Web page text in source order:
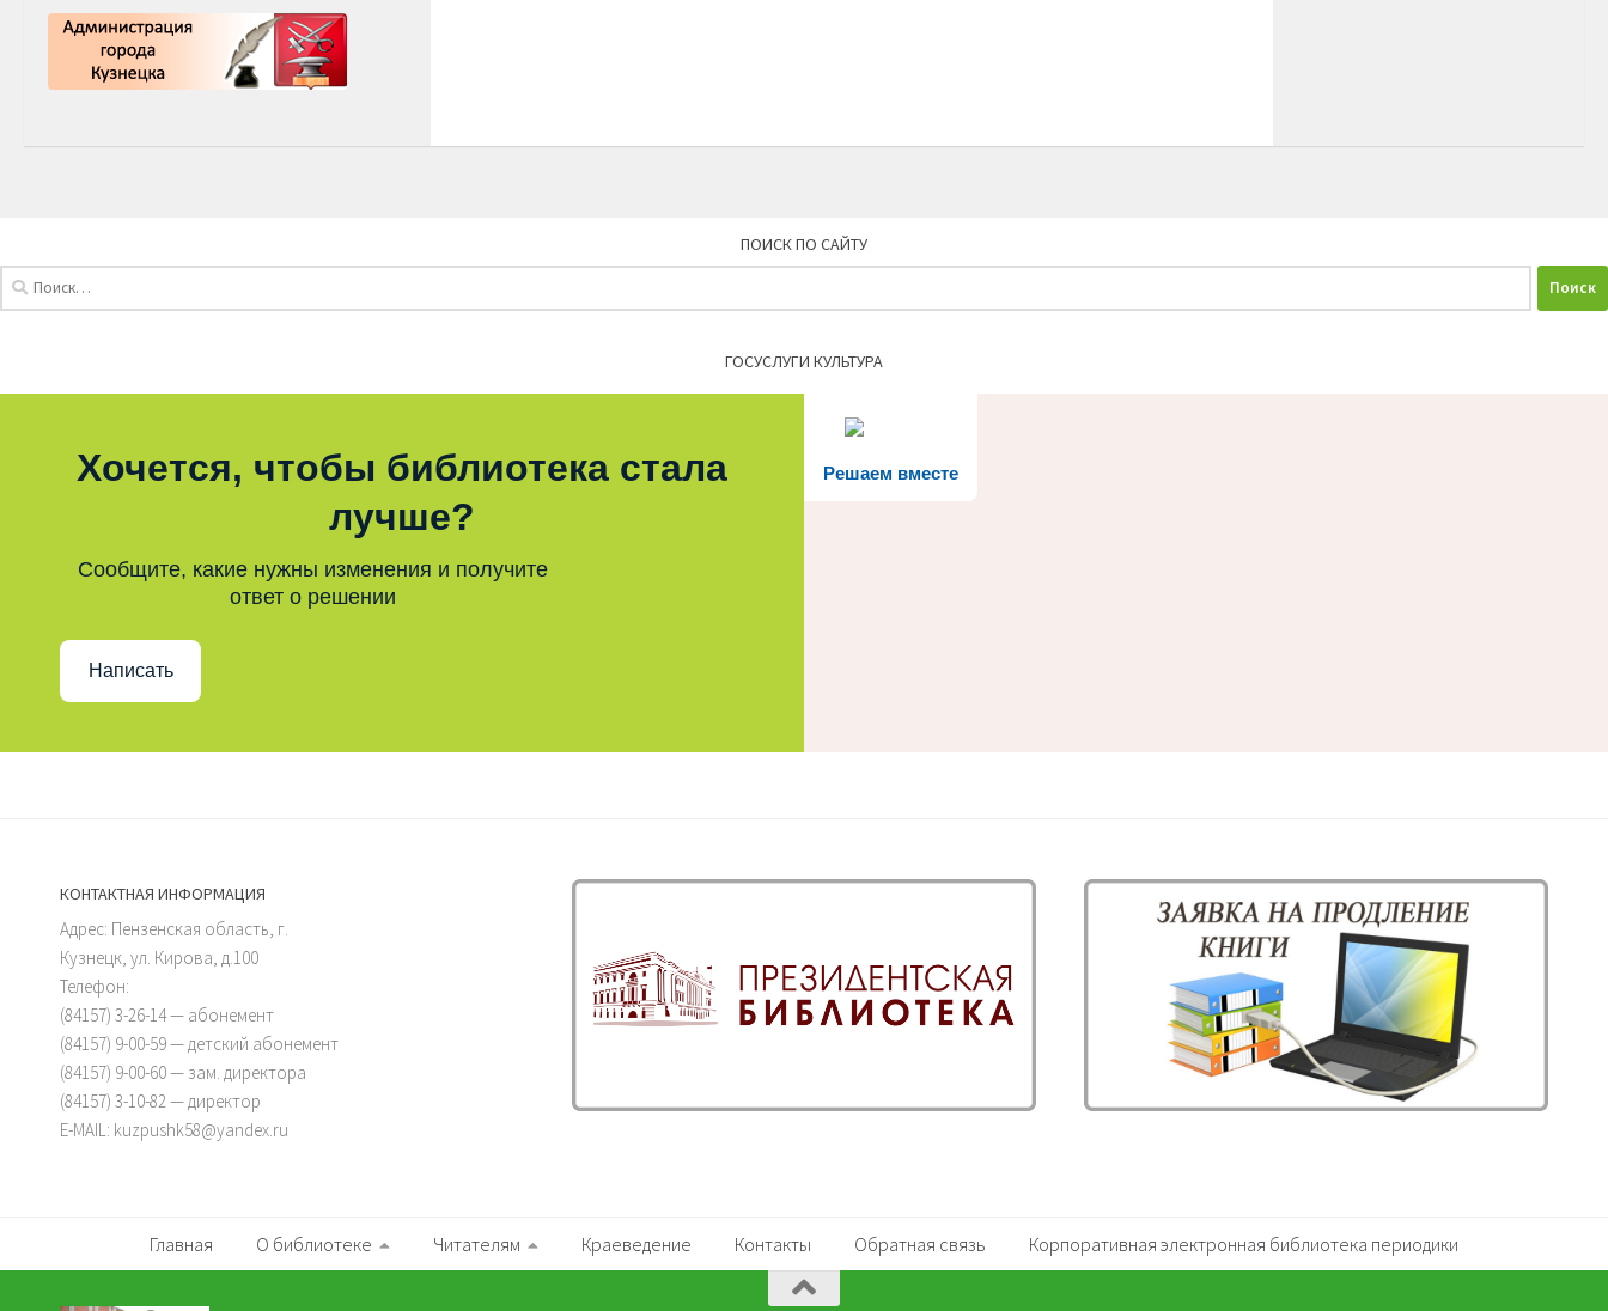
ПОИСК ПО САЙТУ
ГОСУСЛУГИ КУЛЬТУРА
Решаем вместе
Хочется, чтобы библиотека стала
лучше?
Сообщите, какие нужны изменения и получите
ответ о решении
Написать
КОНТАКТНАЯ ИНФОРМАЦИЯ
Адрес: Пензенская область, г.
Кузнецк, ул. Кирова, д.100
Телефон:
(84157) 3-26-14 — абонемент
(84157) 9-00-59 — детский абонемент
(84157) 9-00-60 — зам. директора
(84157) 3-10-82 — директор
E-MAIL: kuzpushk58@yandex.ru
Главная О библиотеке Читателям Краеведение Контакты Обратная связь Корпоративная электронная библиотека периодики